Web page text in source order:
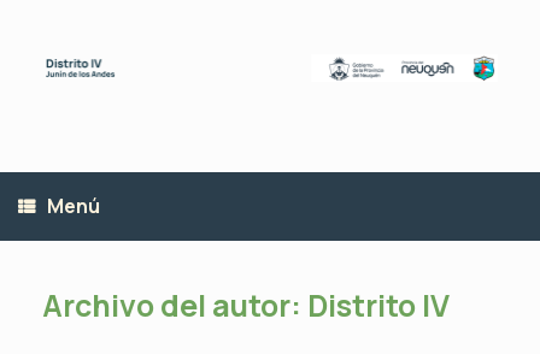
contenido
Menú
Archivo del autor: Distrito IV